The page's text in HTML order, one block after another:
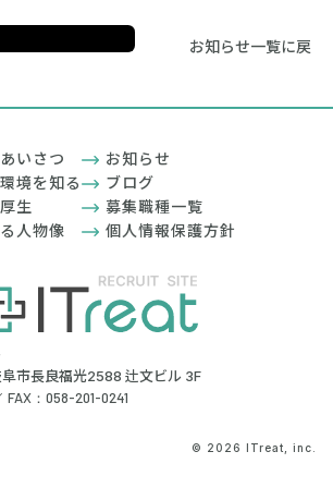
お知らせ一覧に戻
市長良福光2588 辻文ビル 3F
：058-201-0241
いさつ
境を知る
生
人物像
お知らせ
ブログ
募集職種一覧
個人情報保護方針
© 2026 ITreat, inc.